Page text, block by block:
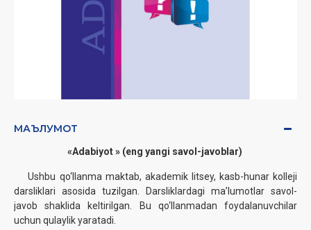
МАЪЛУМОТ
«Adabiyot » (eng yangi savol-javoblar) ‎
Ushbu qo‘llanma maktab, akademik litsey, kasb-hunar kolleji
darsliklari asosida tuzilgan. ‎Darsliklardagi ma’lumotlar savol-
javob shaklida keltirilgan. Bu qo‘llanmadan foydalanuvchilar
‎uchun qulaylik yaratadi.‎